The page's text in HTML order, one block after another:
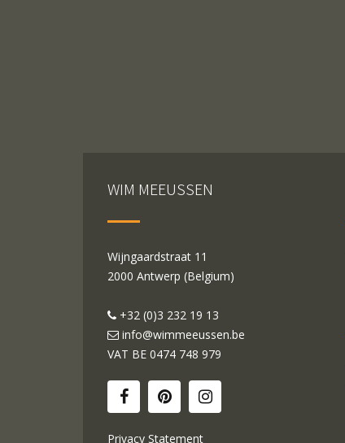
WIM MEEUSSEN
Wijngaardstraat 11
2000 Antwerp (Belgium)
+32 (0)3 232 19 13
info@wimmeeussen.be
VAT BE 0474 748 979
Privacy Statement